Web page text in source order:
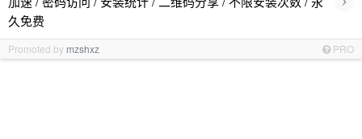
久免费
Promoted by mzshxz PRO